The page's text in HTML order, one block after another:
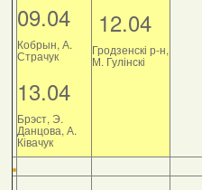
09.04
Кобрын, А.
Страчук
13.04
Брэст, Э.
Данцова, А.
Ківачук
12.04
Гродзенскі р-н,
М. Гулінскі